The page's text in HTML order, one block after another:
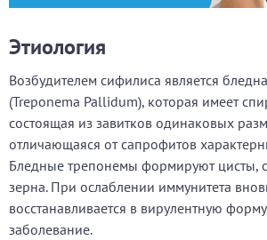
Этиология
Возбудителем сифилиса является
(Treponema Pallidum), которая имеет
состоящая из завитков одинаковых
отличающаяся от сапрофитов
Бледные трепонемы формируют цисты,
зерна. При ослаблении иммунитета
восстанавливается в вирулентную
заболевание.